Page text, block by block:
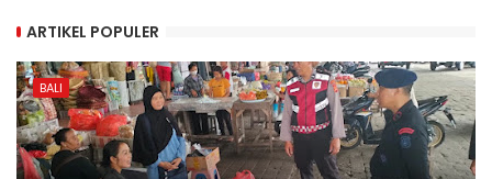
ARTIKEL POPULER
BALI